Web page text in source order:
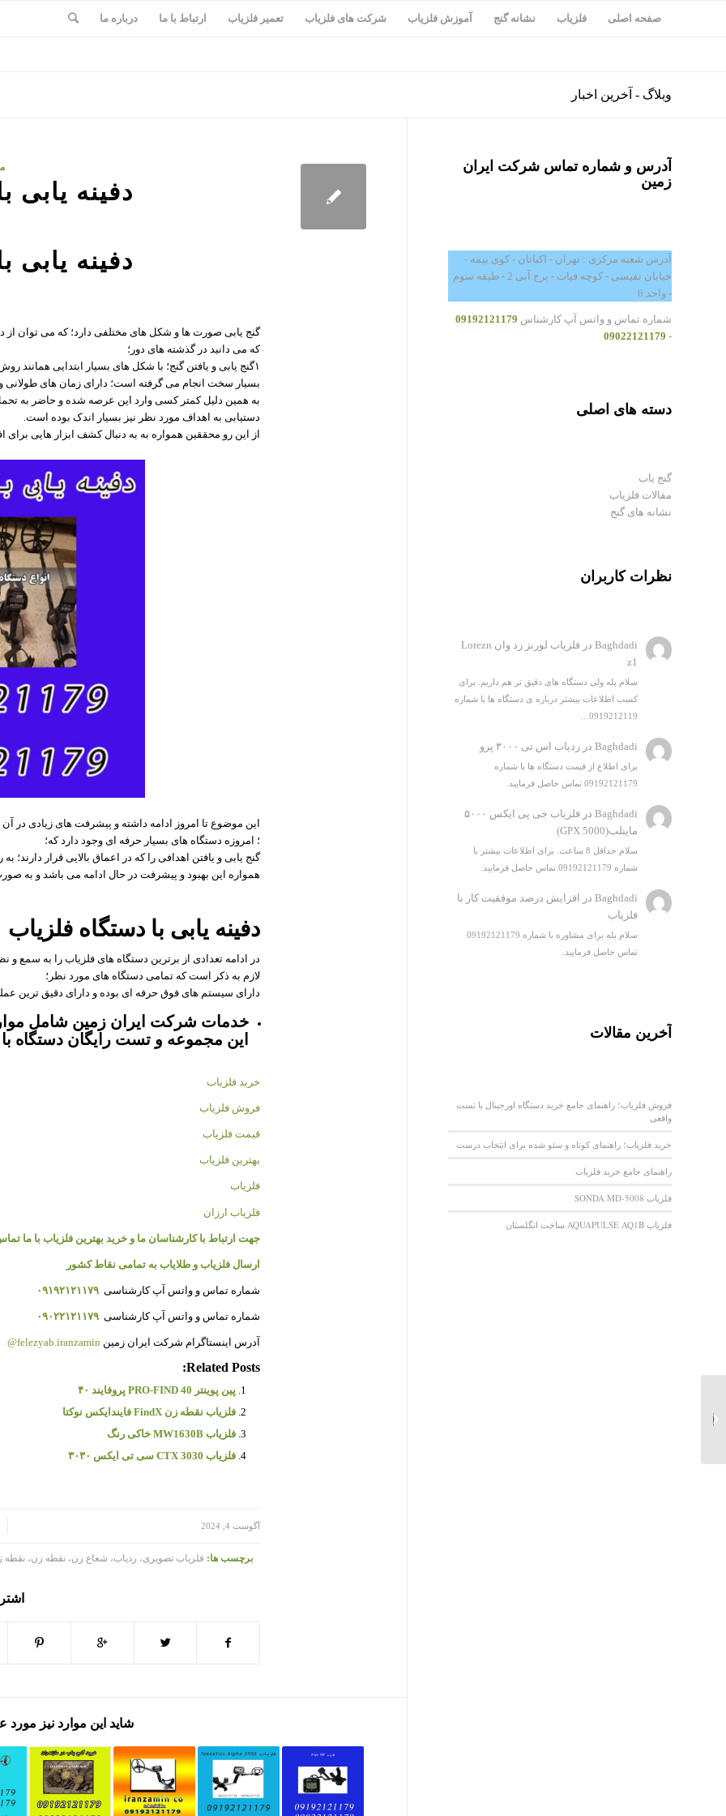
صفحه اصلی فلزیاب نشانه گنج آموزش فلزیاب شرکت های فلزیاب تعمیر فلزیاب ارتباط با ما درباره ما
وبلاگ - آخرین اخبار
دفینه یابی
دفینه یابی
گنج یابی صورت ها و شکل های مختلفی دارد؛ که می توان از
که می دانید در گذشته های دور؛
۱گنج یابی و یافتن گنج؛ با شکل های بسیار ابتدایی همانند روش دازینگ انجام می گرفته است. این گونه کاوش ها معمولا؛
بسیار سخت انجام می گرفته است؛ دارای زمان های
به همین دلیل کمتر کسی وارد این عرصه شده و حاضر به
دستیابی به اهداف مورد نظر نیز بسیار اندک بوده است.
از این رو محققین همواره به به دنبال کشف ابزار هایی برای
این موضوع تا امروز ادامه داشته و پیشرفت های زیادی
؛ امروزه دستگاه های بسیار حرفه ای وجود دارد که؛
گنج یابی و یافتن اهدافی را که در اعماق بالایی قرار
همواره این بهبود و پیشرفت در حال ادامه می باشد و به
دفینه یابی با دستگاه فلزیاب
در ادامه تعدادی از برترین دستگاه های فلزیاب را به سمع و
لازم به ذکر است که تمامی دستگاه های مورد نظر؛
دارای سیستم های فوق حرفه ای بوده و دارای دقیق ترین
خدمات شرکت ایران زمین شامل
این مجموعه و تست رایگان دستگاه
خرید فلزیاب
فروش فلزیاب
قیمت فلزیاب
بهترین فلزیاب
فلزیاب
فلزیاب ارزان
جهت ارتباط با کارشناسان ما و خرید بهترین فلزیاب با ما
ارسال فلزیاب و طلایاب به تمامی نقاط کشور
شماره تماس و واتس آپ کارشناسی ۰۹۱۹۲۱۲۱۱۷۹
شماره تماس و واتس آپ کارشناسی ۰۹۰۲۲۱۲۱۱۷۹
آدرس اینستاگرام شرکت ایران زمین felezyab.iranzamin@
Related Posts:
پین پوینتر PRO-FIND 40 پروفایند ۴۰
فلزیاب نقطه زن FindX فایندایکس نوکتا
فلزیاب MW1630B خاکی رنگ
فلزیاب CTX 3030 سی تی ایکس ۳۰۳۰
آگوست 4, 2024
برچسب ها: فلزیاب تصویری، ردیاب، شعاع زن، نقطه زن، نقطه
شاید این موارد نیز مورد
آدرس و شماره تماس شرکت ایران
زمین
آدرس شعبه مرکزی : تهران - اکباتان - کوی بیمه -
خیابان نفیسی - کوچه فیات - برج آبی 2 - طبقه سوم
- واحد 6
شماره تماس و واتس آپ کارشناس 09192121179
-
09022121179
دسته های اصلی
گنج یاب
مقالات فلزیاب
نشانه های گنج
نظرات کاربران
Baghdadi در
فلزیاب لورنز زد وان Lorezn
z1
سلام بله ولی دستگاه های دقیق تر هم داریم. برای
کسب اطلاعات بیشتر درباره ی دستگاه ها با شماره
0919212119…
Baghdadi درردیاب اس تی ۳۰۰۰ پرو
برای اطلاع از قیمت دستگاه ها با شماره
09192121179 تماس حاصل فرمایید.
Baghdadi در
فلزیاب جی پی ایکس ۵۰۰۰
ماینلب(GPX 5000)
سلام حداقل 8 ساعت. برای اطلاعات بیشتر با
شماره 09192121179 تماس حاصل فرمایید.
Baghdadi در
افزایش درصد موفقیت کار با
فلزیاب
سلام بله برای مشاوره با شماره 09192121179
تماس حاصل فرمایید.
آخرین مقالات
فروش فلزیاب؛ راهنمای جامع خرید دستگاه اورجینال با تست
واقعی
خرید فلزیاب؛ راهنمای کوتاه و سئو شده برای انتخاب درست
راهنمای جامع خرید فلزیاب
فلزیاب SONDA MD-5008
فلزیاب AQUAPULSE AQ1B ساخت انگلستان